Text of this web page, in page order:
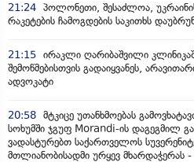
21:24 პოლონეთი, შესაძლოა,
რაკეტების ჩამოგდების საკითხს
21:15 ირაკლი ღარიბაშვილი
შემოწმებისთვის გადაიყვანეს,
ადვოკატი
20:58 მტკიცე უთანხმოებას
სოხუმში ჯგუფ Morandi-ის დაგეგმილ
ვადასტურებთ საქართველოს
მთლიანობისადმი ურყევ მხარდაჭერას -